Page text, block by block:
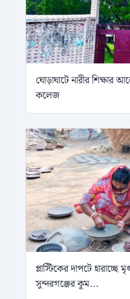
ঘোড়াঘাটে নারীর শিক্ষার
কলেজ
প্লাস্টিকের দাপটে হারাচ্ছে
সুন্দরগঞ্জের কুম...